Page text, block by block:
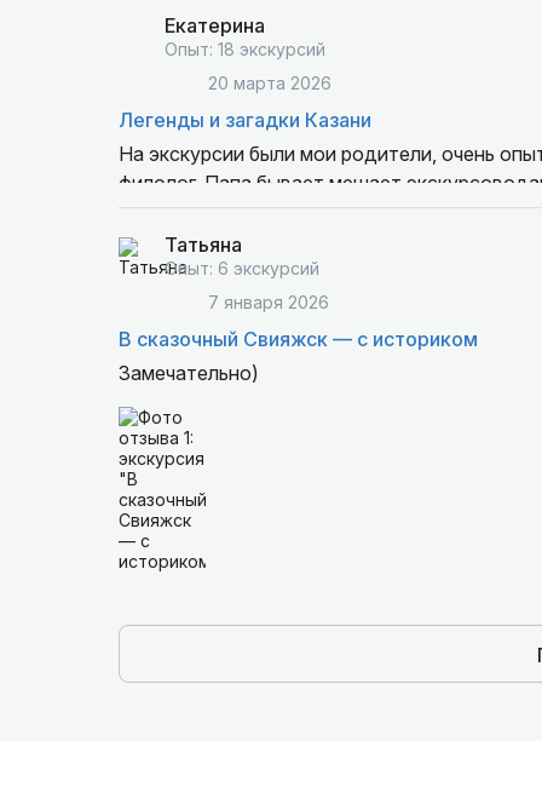
Экскурсию и гида рекомендую.
Екатерина
Опыт: 18 экскурсий
20 марта 2026
Легенды и загадки Казани
На экскурсии были мои родители, очень
филолог. Папа бывает мешает экскурсоводам, потому что часто знает материал больше и лучше,
каждый раз предупреждаю экскурсовода,
Я не знаю, что и как им рассказывала
шептали в трубку, что это лучшая
восторге!!!
Сохранила контакт, мечтаю теперь
Татьяна
Опыт: 6 экскурсий
7 января 2026
В сказочный Свияжск — с историком
Замечательно)